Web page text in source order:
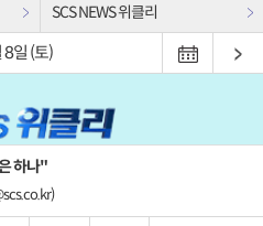
SCS NEWS 위클리
일 (토)
하나"